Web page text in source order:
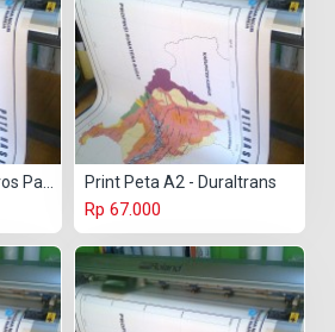
Print Peta A2 - Duraltrans
Rp 67.000